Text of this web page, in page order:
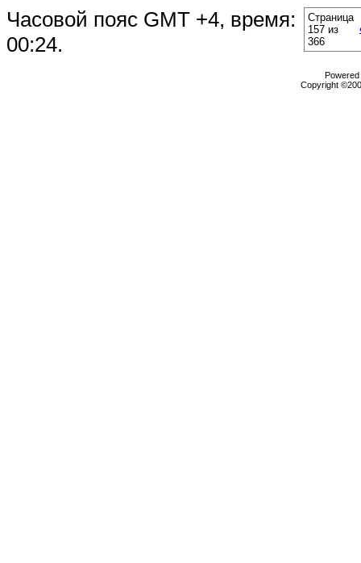
Часовой пояс GMT +4, время:
00:24.
Страница
157 из
366
Copyright